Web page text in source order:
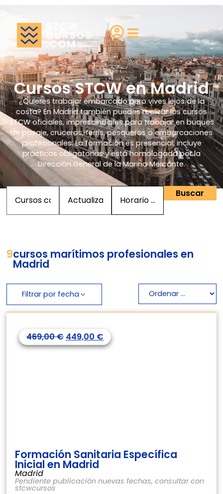
¿Eres una escuela?
Cursos STCW en Madrid
¿Quieres trabajar embarcado pero vives lejos de la
costa? En Madrid también puedes realizar los cursos
STCW oficiales, imprescindibles para trabajar en buques
de pasaje, cruceros, ferris, pesqueros o embarcaciones
profesionales. La formación es presencial, incluye
prácticas obligatorias y está homologada por la
Dirección General de la Marina Mercante.
Buscar
9cursos marítimos profesionales en
Madrid
Filtrar por fecha
469,00€ 449,00 €
Formación Sanitaria Específica
Inicial en Madrid
Madrid
Pendiente publicación nuevas fechas, consultar con
stcwcursos